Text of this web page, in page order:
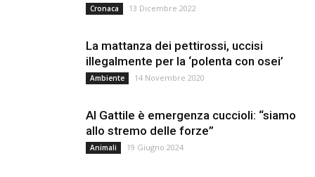
Cronaca 13 Dicembre 2022
La mattanza dei pettirossi, uccisi
illegalmente per la ‘polenta con osei’
Ambiente 14 Novembre 2020
Al Gattile è emergenza cuccioli: “siamo
allo stremo delle forze”
Animali 19 Giugno 2024